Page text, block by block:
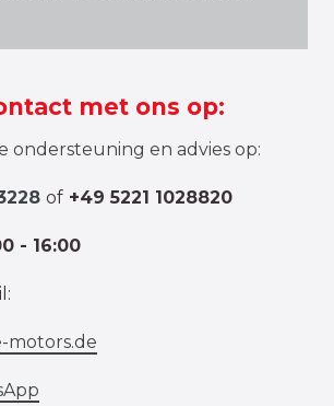
met ons op:
ondersteuning en advies op:
of +49 5221 1028820
- 16:00
motors.de